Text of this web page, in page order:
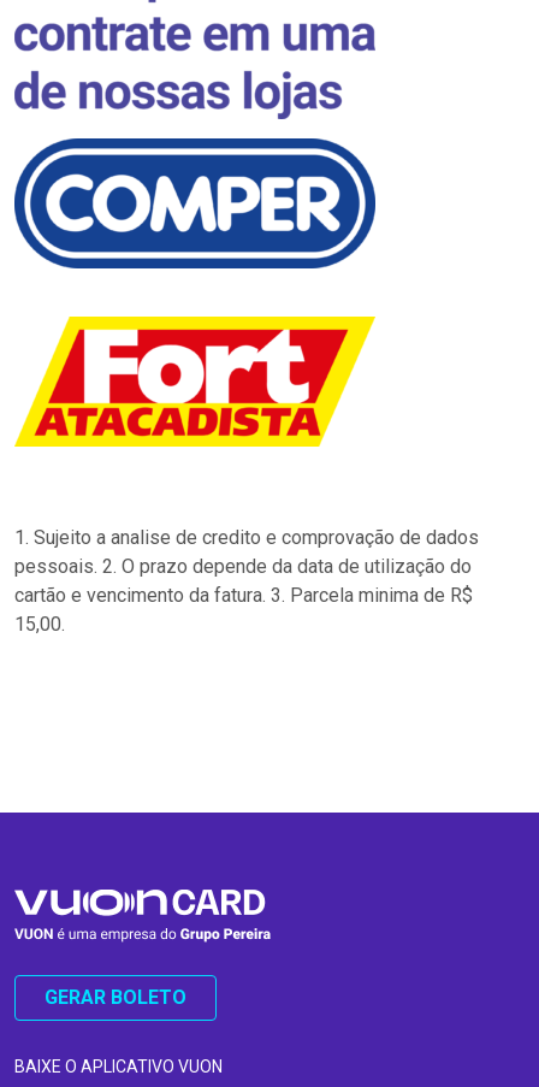
1. Sujeito a analise de credito e comprovação de dados
pessoais. 2. O prazo depende da data de utilização do
cartão e vencimento da fatura. 3. Parcela minima de R$
15,00.
GERAR BOLETO
BAIXE O APLICATIVO VUON